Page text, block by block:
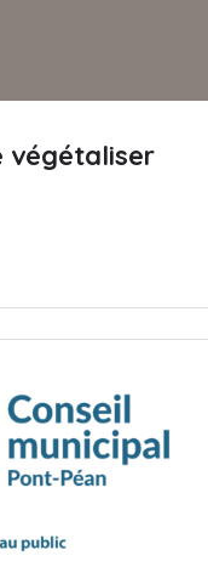
végétaliser